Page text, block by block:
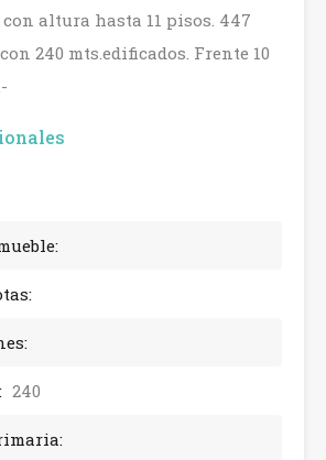
altura hasta 11 pisos. 447
240 mts.edificados. Frente 10
240